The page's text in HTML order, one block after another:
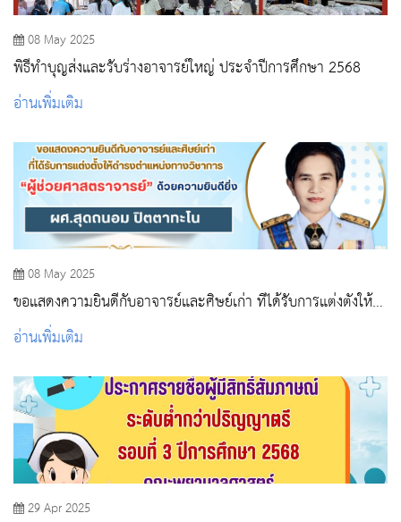
08 May 2025
พิธีทำบุญส่งและรับร่างอาจารย์ใหญ่ ประจำปีการศึกษา 2568
อ่านเพิ่มเติม
08 May 2025
ขอแสดงความยินดีกับอาจารย์และศิษย์เก่า ที่ได้รับการแต่งตั้งให้
ดำรงตำแหน่งทางวิชาการ
อ่านเพิ่มเติม
29 Apr 2025